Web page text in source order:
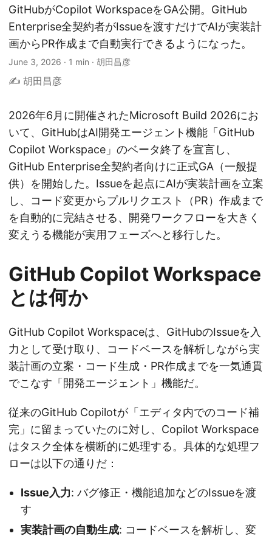
GitHubがCopilot WorkspaceをGA公開。GitHub
Enterprise全契約者がIssueを渡すだけでAIが実装計
画からPR作成まで自動実行できるようになった。
June 3, 2026 · 1 min · 胡田昌彦
✍️ 胡田昌彦
2026年6月に開催されたMicrosoft Build 2026にお
いて、GitHubはAI開発エージェント機能「GitHub
Copilot Workspace」のベータ終了を宣言し、
GitHub Enterprise全契約者向けに正式GA（一般提
供）を開始した。Issueを起点にAIが実装計画を立案
し、コード変更からプルリクエスト（PR）作成まで
を自動的に完結させる、開発ワークフローを大きく
変えうる機能が実用フェーズへと移行した。
GitHub Copilot Workspace
とは何か
GitHub Copilot Workspaceは、GitHubのIssueを入
力として受け取り、コードベースを解析しながら実
装計画の立案・コード生成・PR作成までを一気通貫
でこなす「開発エージェント」機能だ。
従来のGitHub Copilotが「エディタ内でのコード補
完」に留まっていたのに対し、Copilot Workspace
はタスク全体を横断的に処理する。具体的な処理フ
ローは以下の通りだ：
Issue入力: バグ修正・機能追加などのIssueを渡
す
実装計画の自動生成: コードベースを解析し、変